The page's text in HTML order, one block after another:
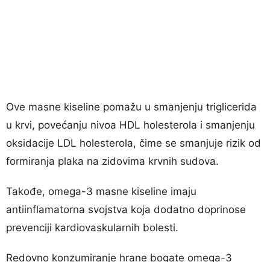
Ove masne kiseline pomažu u smanjenju triglicerida
u krvi, povećanju nivoa HDL holesterola i smanjenju
oksidacije LDL holesterola, čime se smanjuje rizik od
formiranja plaka na zidovima krvnih sudova.
Takođe, omega-3 masne kiseline imaju
antiinflamatorna svojstva koja dodatno doprinose
prevenciji kardiovaskularnih bolesti.
Redovno konzumiranje hrane bogate omega-3